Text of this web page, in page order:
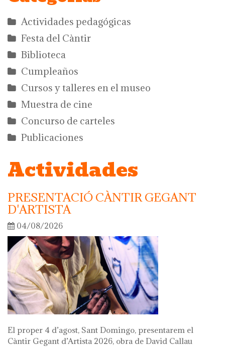
Actividades pedagógicas
Festa del Càntir
Biblioteca
Cumpleaños
Cursos y talleres en el museo
Muestra de cine
Concurso de carteles
Publicaciones
Actividades
PRESENTACIÓ CÀNTIR GEGANT
D'ARTISTA
04/08/2026
El proper 4 d’agost, Sant Domingo, presentarem el
Càntir Gegant d’Artista 2026, obra de David Callau